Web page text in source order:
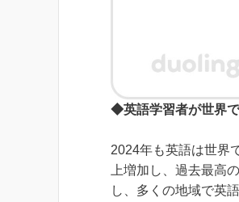
◆英語学習者が世界
2024年も英語は世界
上増加し、過去最高
し、多くの地域で英